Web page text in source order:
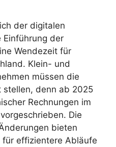
der digitalen
Einführung der
Wendezeit für
Klein- und
müssen die
stellen, denn ab 2025
Rechnungen im
Die
bieten
für effizientere Abläufe